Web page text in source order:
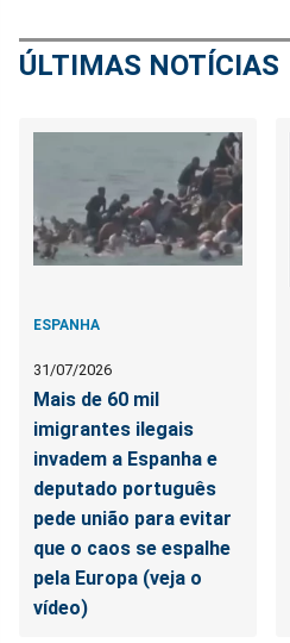
ÚLTIMAS NOTÍCIAS
ESPANHA
31/07/2026
Mais de 60 mil
imigrantes ilegais
invadem a Espanha e
deputado português
pede união para evitar
que o caos se espalhe
pela Europa (veja o
vídeo)